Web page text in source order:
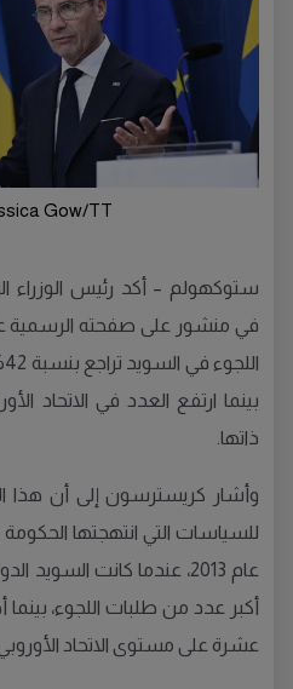
Gow/TT
ستوكهولم – أكد رئيس الوزراء
في منشور على صفحته الرسمية
ذاتها.
وأشار كريسترسون إلى أن هذا
للسياسات التي انتهجتها
عام 2013، عندما كانت
أكبر عدد من طلبات اللجوء، بينما
عشرة على مستوى الاتحاد